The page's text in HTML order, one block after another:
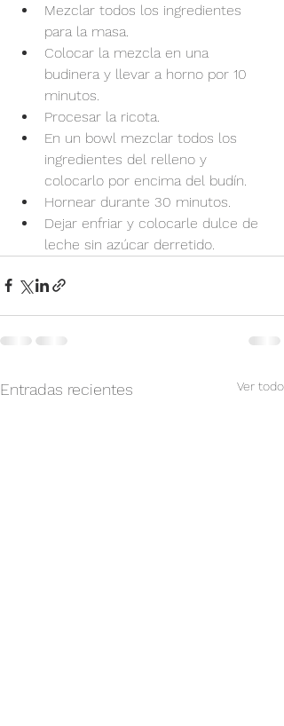
Mezclar todos los ingredientes
para la masa.
Colocar la mezcla en una
budinera y llevar a horno por 10
minutos.
Procesar la ricota.
En un bowl mezclar todos los
ingredientes del relleno y
colocarlo por encima del budín.
Hornear durante 30 minutos.
Dejar enfriar y colocarle dulce de
leche sin azúcar derretido.
Entradas recientes Ver todo